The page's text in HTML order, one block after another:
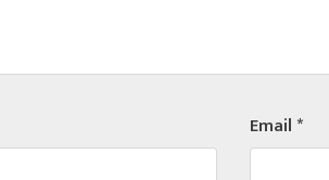
Email*